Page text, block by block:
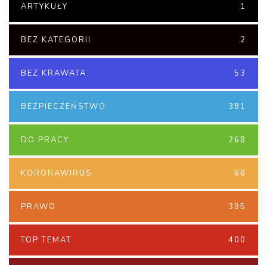
ARTYKUŁY 1
BEZ KATEGORII 2
BEZ KRAWATA 53
BEZPIECZEŃSTWO 381
DO PRACY 268
KORONAWIRUS 66
PRAWO 395
TOP TEMAT 400